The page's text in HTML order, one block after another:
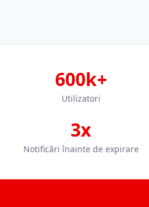
600k+
Utilizatori
3x
Notificări înainte de expirare